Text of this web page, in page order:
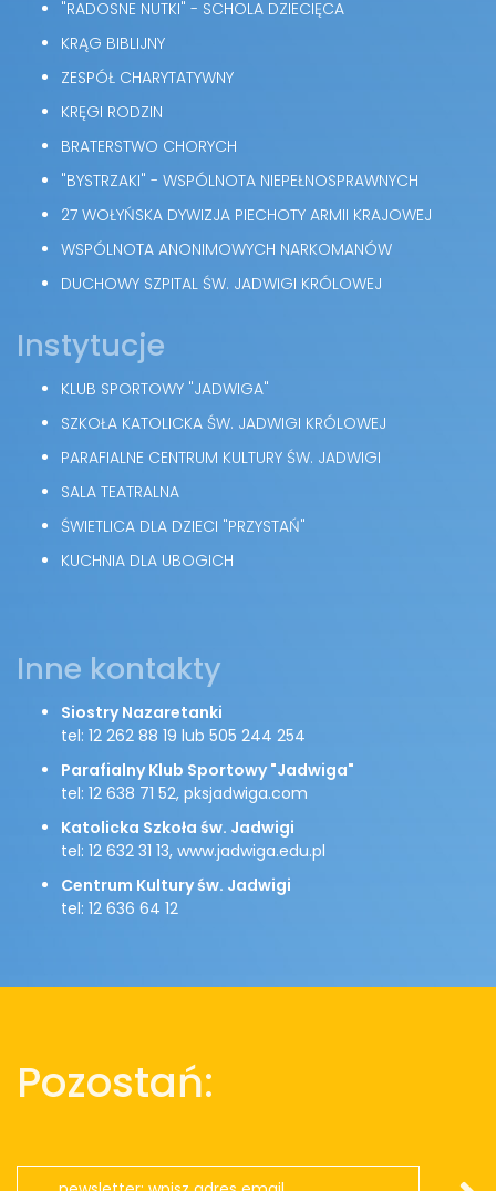
"RADOSNE NUTKI" - SCHOLA DZIECIĘCA
KRĄG BIBLIJNY
ZESPÓŁ CHARYTATYWNY
KRĘGI RODZIN
BRATERSTWO CHORYCH
"BYSTRZAKI" - WSPÓLNOTA NIEPEŁNOSPRAWNYCH
27 WOŁYŃSKA DYWIZJA PIECHOTY ARMII KRAJOWEJ
WSPÓLNOTA ANONIMOWYCH NARKOMANÓW
DUCHOWY SZPITAL ŚW. JADWIGI KRÓLOWEJ
Instytucje
KLUB SPORTOWY "JADWIGA"
SZKOŁA KATOLICKA ŚW. JADWIGI KRÓLOWEJ
PARAFIALNE CENTRUM KULTURY ŚW. JADWIGI
SALA TEATRALNA
ŚWIETLICA DLA DZIECI "PRZYSTAŃ"
KUCHNIA DLA UBOGICH
Inne kontakty
Siostry Nazaretanki
tel: 12 262 88 19 lub 505 244 254
Parafialny Klub Sportowy "Jadwiga"
tel: 12 638 71 52, pksjadwiga.com
Katolicka Szkoła św. Jadwigi
tel: 12 632 31 13, www.jadwiga.edu.pl
Centrum Kultury św. Jadwigi
tel: 12 636 64 12
Pozostań: